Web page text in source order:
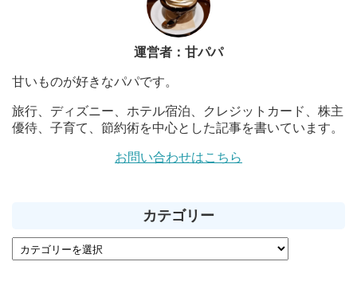
運営者：甘パパ
甘いものが好きなパパです。
旅行、ディズニー、ホテル宿泊、クレジットカード、株主
優待、子育て、節約術を中心とした記事を書いています。
お問い合わせはこちら
カテゴリー